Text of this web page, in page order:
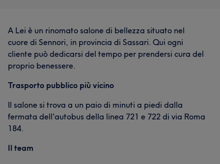
A Lei è un rinomato salone di bellezza situato nel
cuore di Sennori, in provincia di Sassari. Qui ogni
cliente può dedicarsi del tempo per prendersi cura del
proprio benessere.
Trasporto pubblico più vicino
Il salone si trova a un paio di minuti a piedi dalla
fermata dell'autobus della linea 721 e 722 di via Roma
184.
Il team